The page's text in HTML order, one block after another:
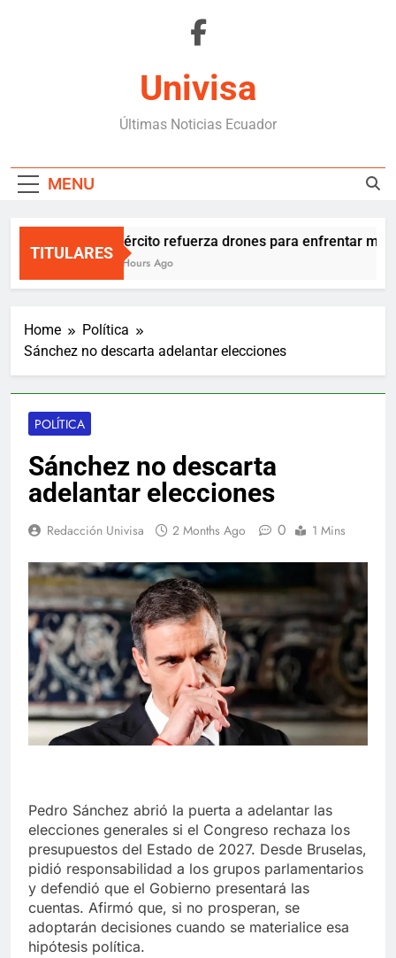
Univisa
Últimas Noticias Ecuador
MENU
TITULARES
Ejército refuerza drones para enfrentar
3 Hours Ago
Home
Política
Sánchez no descarta adelantar elecciones
POLÍTICA
Sánchez no descarta
adelantar elecciones
Redacción Univisa 2 Months Ago 0 1 Mins
Pedro Sánchez abrió la puerta a adelantar las
elecciones generales si el Congreso rechaza los
presupuestos del Estado de 2027. Desde Bruselas,
pidió responsabilidad a los grupos parlamentarios
y defendió que el Gobierno presentará las
cuentas. Afirmó que, si no prosperan, se
adoptarán decisiones cuando se materialice esa
hipótesis política.